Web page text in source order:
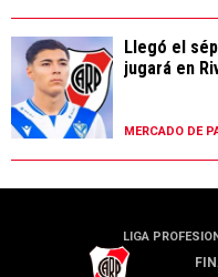
Llegó el
jugará en
MERCADO DE
LIGA